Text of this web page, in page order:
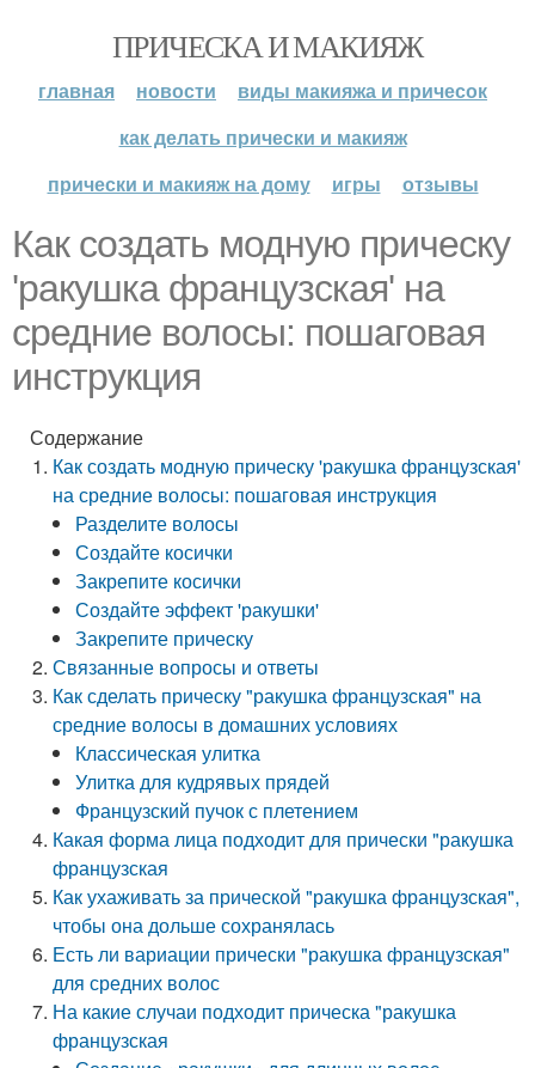
ПРИЧЕСКА И МАКИЯЖ
главная новости
виды макияжа и причесок
как делать прически и макияж
прически и макияж на дому
игры отзывы
Как создать модную прическу
'ракушка французская' на
средние волосы: пошаговая
инструкция
Содержание
Как создать модную прическу 'ракушка французская'
на средние волосы: пошаговая инструкция
Разделите волосы
Создайте косички
Закрепите косички
Создайте эффект 'ракушки'
Закрепите прическу
Связанные вопросы и ответы
Как сделать прическу "ракушка французская" на
средние волосы в домашних условиях
Классическая улитка
Улитка для кудрявых прядей
Французский пучок с плетением
Какая форма лица подходит для прически "ракушка
французская
Как ухаживать за прической "ракушка французская",
чтобы она дольше сохранялась
Есть ли вариации прически "ракушка французская"
для средних волос
На какие случаи подходит прическа "ракушка
французская